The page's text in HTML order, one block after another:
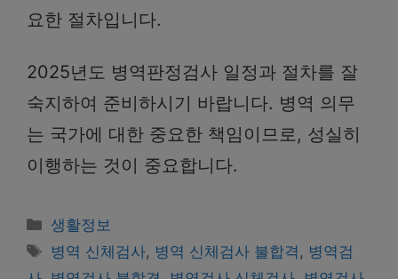
요한 절차입니다.
2025년도 병역판정검사 일정과 절차를 잘
숙지하여 준비하시기 바랍니다. 병역 의무
는 국가에 대한 중요한 책임이므로, 성실히
이행하는 것이 중요합니다.
Categories
생활정보
Tags
병역 신체검사, 병역 신체검사 불합격 , 병역검